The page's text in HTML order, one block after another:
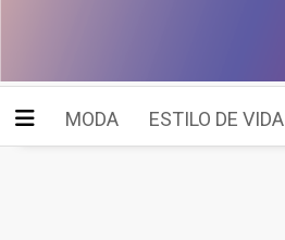
MODA ESTILO DE VIDA